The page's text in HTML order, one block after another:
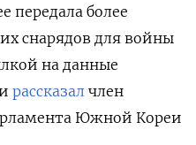
передала более
снарядов для войны
на данные
рассказал член
Южной Кореи